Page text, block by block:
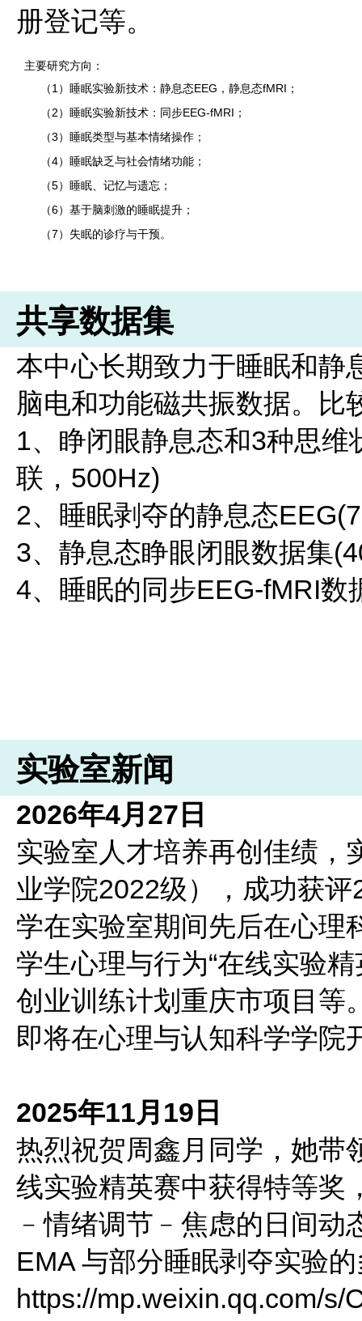
册登记等。
主要研究方向：
（1）睡眠实验新技术：静息态EEG，静息态fMRI；
（2）睡眠实验新技术：同步EEG-fMRI；
（3）睡眠类型与基本情绪操作；
（4）睡眠缺乏与社会情绪功能；
（5）睡眠、记忆与遗忘；
（6）基于脑刺激的睡眠提升；
（7）失眠的诊疗与干预。
共享数据集
本中心长期致力于睡眠和静
脑电和功能磁共振数据。比
1、睁闭眼静息态和3种思
联，500Hz)
2、睡眠剥夺的静息态
3、静息态睁眼闭眼数据集
4、睡眠的同步EEG-fMRI
实验室新闻
2026年4月27日
实验室人才培养再创佳绩，
业学院2022级），成功获
学在实验室期间先后在心理
学生心理与行为“在线实验
创业训练计划重庆市项目等
即将在心理与认知科学学院
2025年11月19日
热烈祝贺周鑫月同学，她带
线实验精英赛中获得特等奖
﹣情绪调节﹣焦虑的日间
EMA 与部分睡眠剥夺实验
https://mp.weixin.qq.com/s/